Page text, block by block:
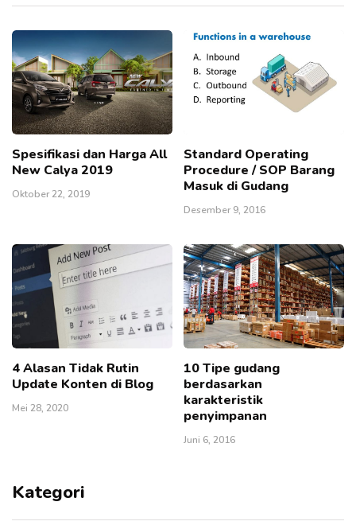
Spesifikasi dan Harga All
New Calya 2019
Oktober 22, 2019
Standard Operating
Procedure / SOP Barang
Masuk di Gudang
Desember 9, 2016
4 Alasan Tidak Rutin
Update Konten di Blog
Mei 28, 2020
10 Tipe gudang
berdasarkan
karakteristik
penyimpanan
Juni 6, 2016
Kategori